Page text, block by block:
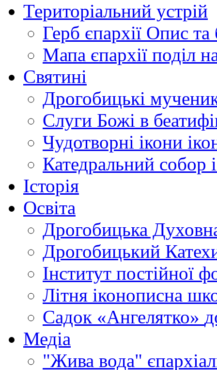
Територіальний устрій
Герб єпархії Опис та
Мапа єпархії поділ
Святині
Дрогобицькі
Слуги Божі в
Чудотворні ікони
Катедральний собор
Історія
Освіта
Дрогобицька
Дрогобицький
Інститут постійної
Літня іконописна
Садок «Ангелятко»
Медіа
"Жива вода"